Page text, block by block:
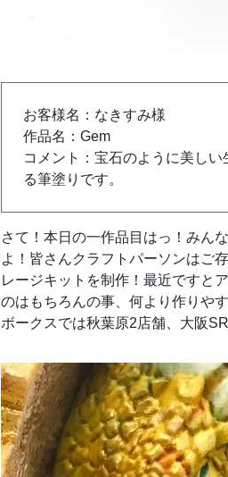
お客様名：なきすみ様
作品名：Gem
コメント：宝石のように美し
る筆塗りです。
さて！本日の一作品目はっ！みん
よ！皆さんクラフトパーソンはご
レージキットを制作！最近ですと
のはもちろんの事、何より作りや
ボークスでは秋葉原2店舗、大阪